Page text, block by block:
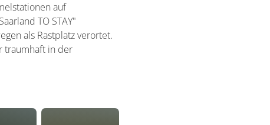
auf
TO STAY"
als Rastplatz verortet.
traumhaft in der